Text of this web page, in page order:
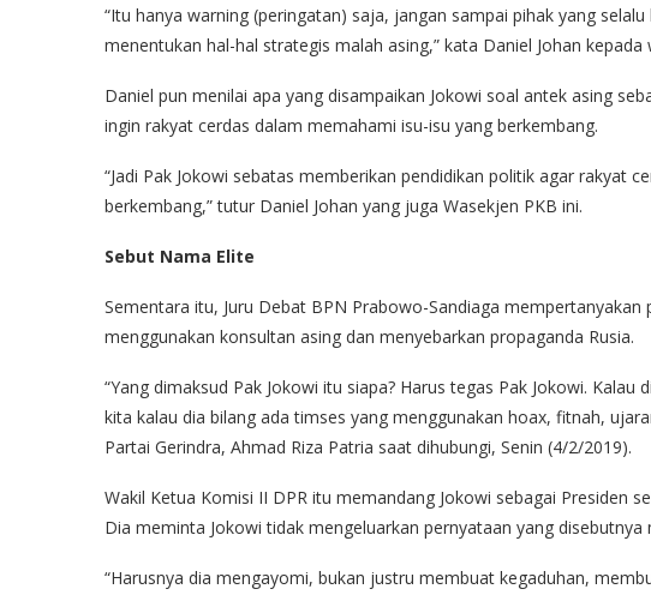
“Itu hanya warning (peringatan) saja, jangan sampai pihak yang
menentukan hal-hal strategis malah asing,” kata Daniel Johan
Daniel pun menilai apa yang disampaikan Jokowi soal antek asing
ingin rakyat cerdas dalam memahami isu-isu yang berkembang.
“Jadi Pak Jokowi sebatas memberikan pendidikan politik agar rakyat
berkembang,” tutur Daniel Johan yang juga Wasekjen PKB ini.
Sebut Nama Elite
Sementara itu, Juru Debat BPN Prabowo-Sandiaga
menggunakan konsultan asing dan menyebarkan propaganda Rusia.
“Yang dimaksud Pak Jokowi itu siapa? Harus tegas Pak Jokowi.
kita kalau dia bilang ada timses yang menggunakan hoax, fitnah,
Partai Gerindra, Ahmad Riza Patria saat dihubungi, Senin (4/2/2019).
Wakil Ketua Komisi II DPR itu memandang Jokowi sebagai Presiden
Dia meminta Jokowi tidak mengeluarkan pernyataan yang
“Harusnya dia mengayomi, bukan justru membuat kegaduhan,